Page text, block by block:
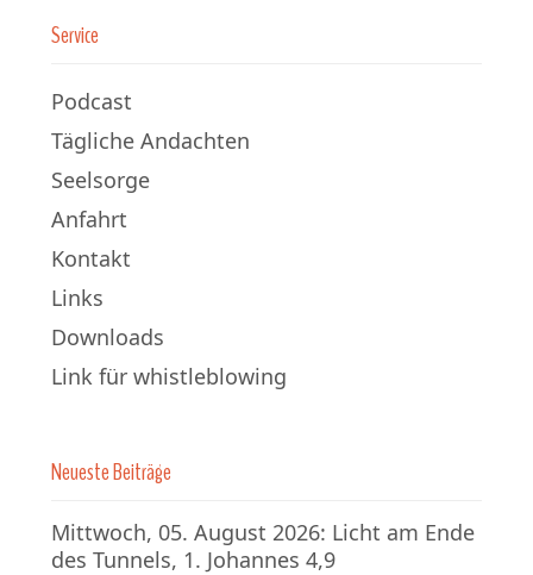
Service
Podcast
Tägliche Andachten
Seelsorge
Anfahrt
Kontakt
Links
Downloads
Link für whistleblowing
Neueste Beiträge
Mittwoch, 05. August 2026: Licht am Ende
des Tunnels, 1. Johannes 4,9